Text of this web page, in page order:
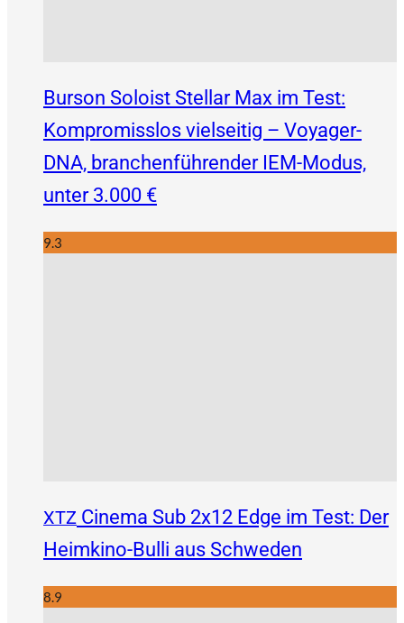
Burson Soloist Stellar Max im Test:
Kompromisslos vielseitig – Voyager-
DNA, branchenführender IEM-Modus,
unter 3.000 €
9.3
XTZ Cinema Sub 2x12 Edge im Test: Der
Heimkino-Bulli aus Schweden
8.9